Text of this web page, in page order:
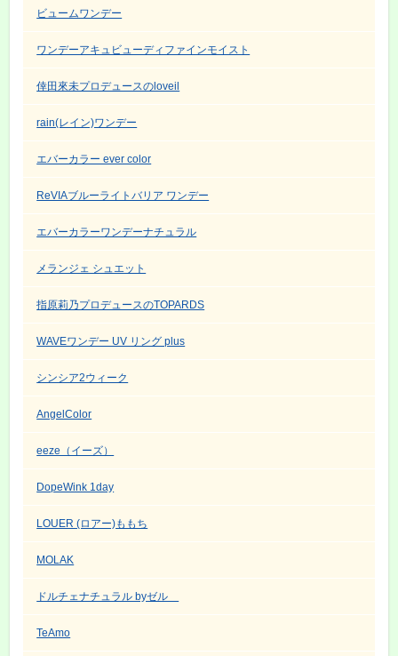
ビュームワンデー
ワンデーアキュビューディファインモイスト
倖田來未プロデュースのloveil
rain(レイン)ワンデー
エバーカラー ever color
ReVIAブルーライトバリア ワンデー
エバーカラーワンデーナチュラル
メランジェ シュエット
指原莉乃プロデュースのTOPARDS
WAVEワンデー UV リング plus
シンシア2ウィーク
AngelColor
eeze（イーズ）
DopeWink 1day
LOUER (ロアー)ももち
MOLAK
ドルチェナチュラル byゼル
TeAmo